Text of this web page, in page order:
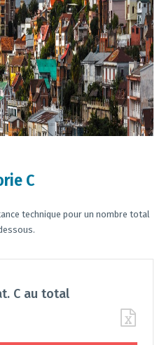
C
technique pour un nombre total
C au total